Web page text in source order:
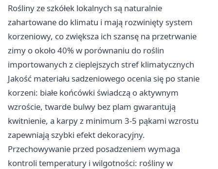
Rośliny ze szkółek lokalnych są naturalnie
zahartowane do klimatu i mają rozwinięty system
korzeniowy, co zwiększa ich szansę na przetrwanie
zimy o około 40% w porównaniu do roślin
importowanych z cieplejszych stref klimatycznych
Jakość materiału sadzeniowego ocenia się po stanie
korzeni: białe końcówki świadczą o aktywnym
wzroście, twarde bulwy bez plam gwarantują
kwitnienie, a karpy z minimum 3-5 pąkami wzrostu
zapewniają szybki efekt dekoracyjny.
Przechowywanie przed posadzeniem wymaga
kontroli temperatury i wilgotności: rośliny w